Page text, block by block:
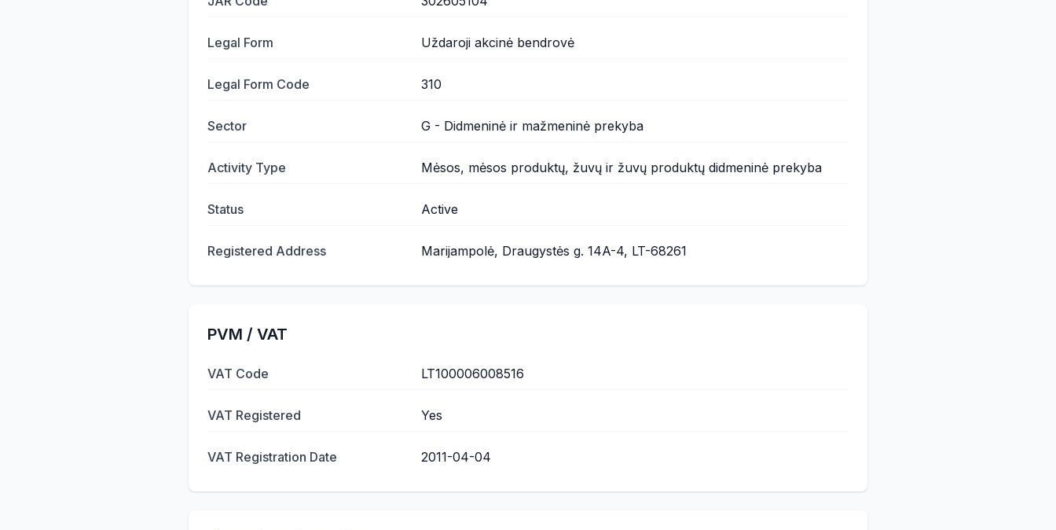
Legal Form Uždaroji akcinė bendrovė
Legal Form Code 310
Sector G - Didmeninė ir mažmeninė prekyba
Activity Type Mėsos, mėsos produktų, žuvų ir žuvų produktų didmeninė prekyba
Status Active
Registered Address Marijampolė, Draugystės g. 14A-4, LT-68261
PVM / VAT
VAT Code LT100006008516
VAT Registered Yes
VAT Registration Date 2011-04-04